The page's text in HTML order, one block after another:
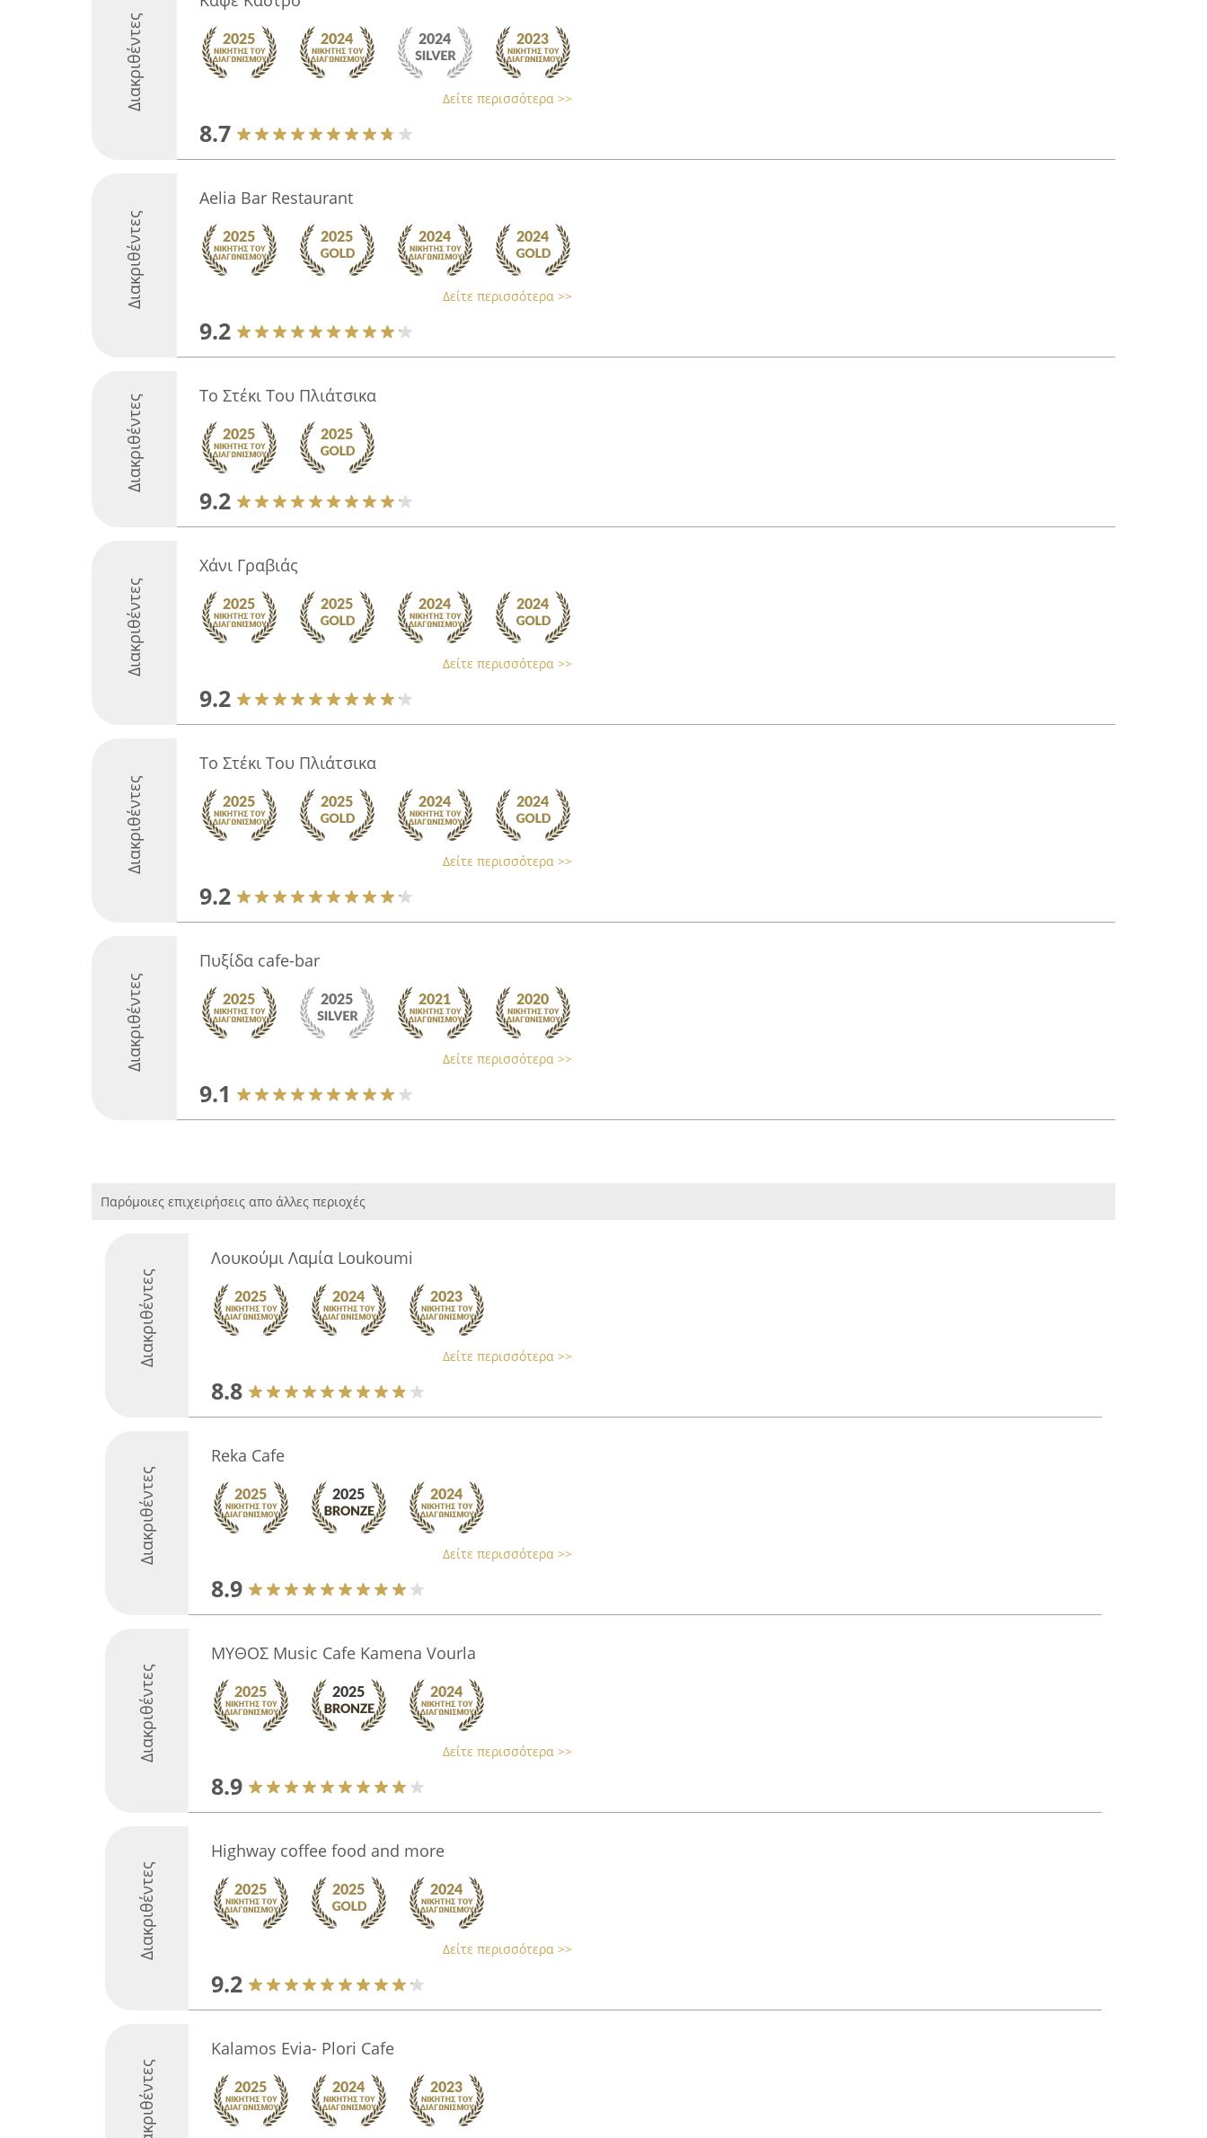
Διακριθέντες Δείτε περισσότερα >>
8.7
Διακριθέντες
Aelia Bar Restaurant
Δείτε περισσότερα >>
9.2
Διακριθέντες Το Στέκι Του Πλιάτσικα
9.2
Διακριθέντες
Χάνι Γραβιάς
Δείτε περισσότερα >>
9.2
Διακριθέντες
Το Στέκι Του Πλιάτσικα
Δείτε περισσότερα >>
9.2
Διακριθέντες
Πυξίδα cafe-bar
Δείτε περισσότερα >>
9.1
Παρόμοιες επιχειρήσεις απο άλλες περιοχές
Διακριθέντες
Λουκούμι Λαμία Loukoumi
Δείτε περισσότερα >>
8.8
Διακριθέντες
Reka Cafe
Δείτε περισσότερα >>
8.9
Διακριθέντες
MYΘOΣ Music Cafe Kamena Vourla
Δείτε περισσότερα >>
8.9
Διακριθέντες
Highway coffee food and more
Δείτε περισσότερα >>
9.2
Διακριθέντες
Kalamos Evia- Plori Cafe